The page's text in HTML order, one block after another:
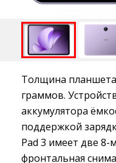
Толщина
граммов.
аккумулятора
поддержкой
Pad 3 имеет две 8-
фронтальная